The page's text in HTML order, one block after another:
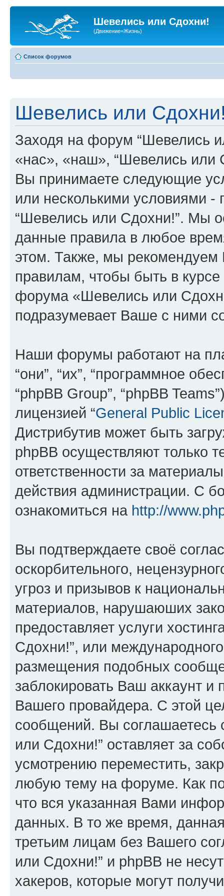
Шевелись или Сдохни!
(Движение=Жизнь)
Список форумов
Шевелись или
Заходя на форум “Шевелись
«нас», «наш», “Шевелись или
Вы принимаете следующие
или несколькими условиями
“Шевелись или Сдохни!”. Мы
данные правила в любое
этом. Также, мы рекомендуем
правилам, чтобы быть в
форума «Шевелись или
подразумевает Ваше с ними
Наши форумы работают на
“они”, “их”, “программное
“phpBB Group”, “phpBB
лицензией “General Public
Дистрибутив может быть
phpBB осуществляют только
ответственности за
действия администрации. С
ознакомиться на http://
Вы подтверждаете своё
оскорбительного,
угроз и призывов к
материалов, нарушаюших
предоставляет услуги
Сдохни!”, или
размещения подобных
заблокировать Ваш аккаунт и
Вашего провайдера. С этой
сообщений. Вы соглашаетесь
или Сдохни!” оставляет за
усмотрению переместить,
любую тему на форуме. Как
что вся указанная Вами
данных. В то же время,
третьим лицам без Вашего
или Сдохни!” и phpBB не
хакеров, которые могут